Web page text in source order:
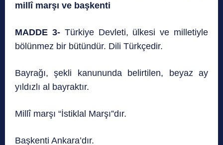
millî marşı ve başkenti
MADDE 3- Türkiye Devleti, ülkesi ve milletiyle
bölünmez bir bütündür. Dili Türkçedir.
Bayrağı, şekli kanununda belirtilen, beyaz ay
yıldızlı al bayraktır.
Millî marşı “İstiklal Marşı”dır.
Başkenti Ankara’dır.